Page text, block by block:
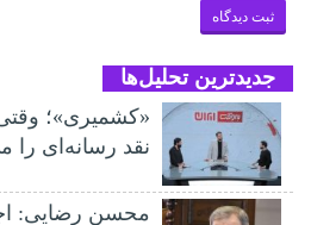
جدیدترین تحلیل‌ها
«کشمیری»؛
نقد رسانه‌ای را
محسن رضایی: